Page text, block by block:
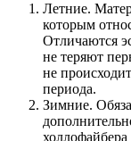
Летние.
которым
Отличаются
не теряют
не
периода.
Зимние.